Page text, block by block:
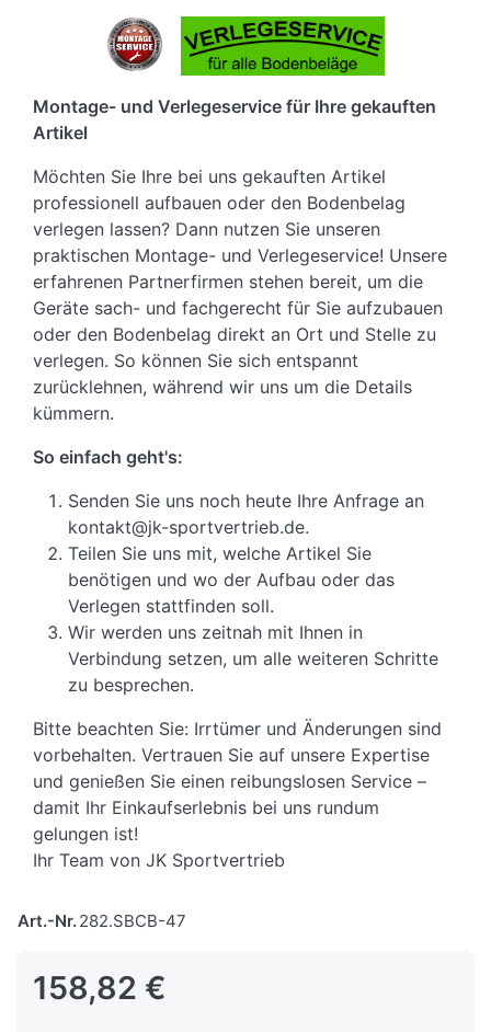
Montage- und Verlegeservice für Ihre gekauften
Artikel
Möchten Sie Ihre bei uns gekauften Artikel
professionell aufbauen oder den Bodenbelag
verlegen lassen? Dann nutzen Sie unseren
praktischen Montage- und Verlegeservice! Unsere
erfahrenen Partnerfirmen stehen bereit, um die
Geräte sach- und fachgerecht für Sie aufzubauen
oder den Bodenbelag direkt an Ort und Stelle zu
verlegen. So können Sie sich entspannt
zurücklehnen, während wir uns um die Details
kümmern.
So einfach geht's:
Senden Sie uns noch heute Ihre Anfrage an
kontakt@jk-sportvertrieb.de.
Teilen Sie uns mit, welche Artikel Sie
benötigen und wo der Aufbau oder das
Verlegen stattfinden soll.
Wir werden uns zeitnah mit Ihnen in
Verbindung setzen, um alle weiteren Schritte
zu besprechen.
Bitte beachten Sie: Irrtümer und Änderungen sind
vorbehalten. Vertrauen Sie auf unsere Expertise
und genießen Sie einen reibungslosen Service –
damit Ihr Einkaufserlebnis bei uns rundum
gelungen ist!
Ihr Team von JK Sportvertrieb
Art.-Nr.282.SBCB-47
158,82 €